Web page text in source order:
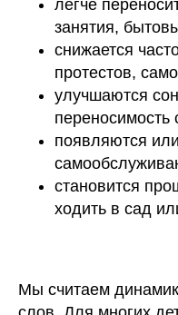
легче
занятия,
снижается
протестов,
улучшаются
переносимость
появляются
становится
ходить в сад
Мы считаем